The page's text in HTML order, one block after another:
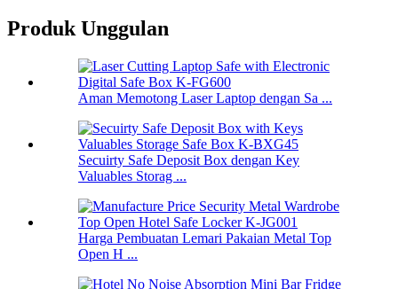
Produk Unggulan
Aman Memotong Laser Laptop dengan Sa ...
Secuirty Safe Deposit Box dengan Key
Valuables Storag ...
Harga Pembuatan Lemari Pakaian Metal Top
Open H ...